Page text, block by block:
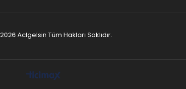
Aclgelsin Tüm Hakları Saklıdır.